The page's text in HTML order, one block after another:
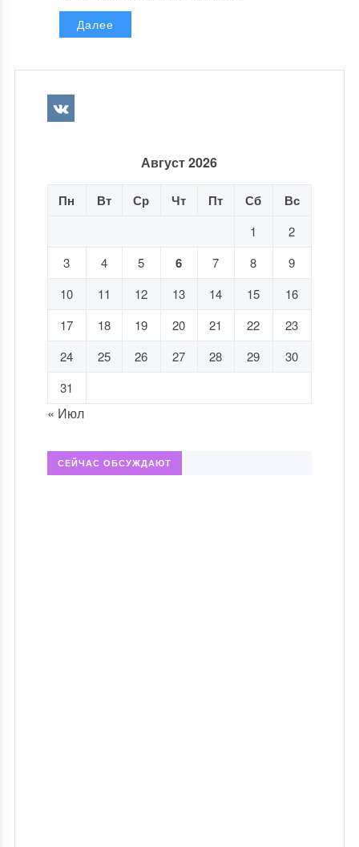
Далее
Август 2026
Пн Вт Ср Чт Пт Сб Вс
1
2
3
4 5 6 7 8
9
10
11 12 13 14 15
16
17
18 19 20 21 22
23
24
25 26 27 28 29
30
31
« Июл
СЕЙЧАС ОБСУЖДАЮТ